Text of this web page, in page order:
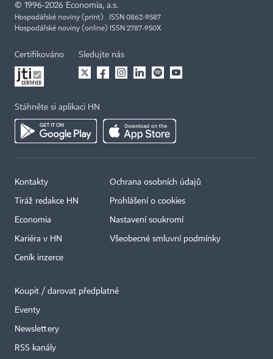
© 1996-2026 Economia, a.s.
Hospodářské noviny (print) ISSN 0862-9587
Hospodářské noviny (online) ISSN 2787-950X
Certifikováno Sledujte nás
Stáhněte si aplikaci HN
Kontakty
Tiráž redakce HN
Economia
Kariéra v HN
Ceník inzerce
Ochrana osobních údajů
Prohlášení o cookies
Nastavení soukromí
Všeobecné smluvní podmínky
Koupit / darovat předplatné
Eventy
Newslettery
RSS kanály